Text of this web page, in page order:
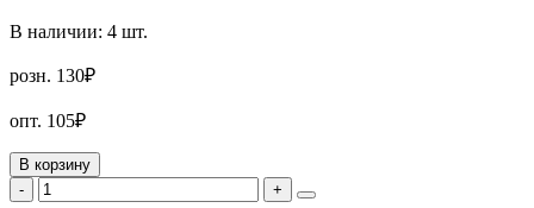
В наличии: 4 шт.
розн. 130₽
опт. 105₽
В корзину
-
+